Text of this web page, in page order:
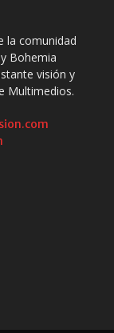
la comunidad
Bohemia
visión y
Multimedios.